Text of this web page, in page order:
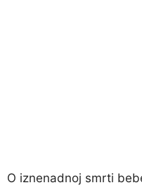
O iznenadnoj smrti